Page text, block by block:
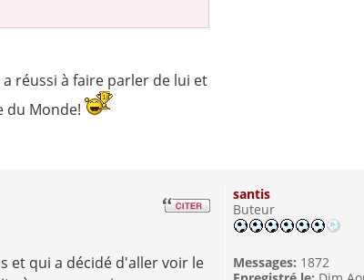
réussi à faire parler de lui et
du Monde!
et qui a décidé d'aller voir le
santis
Buteur
Messages: 1872